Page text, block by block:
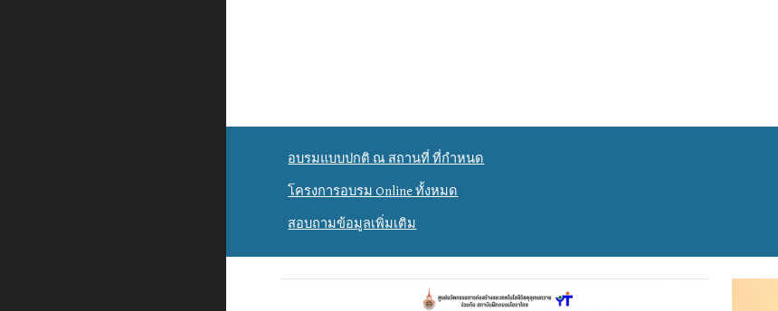
อบรมแบบปกติ ณ สถานที่ ที่กำหนด
โครงการอบรม Online ทั้งหมด
สอบถามข้อมูลเพิ่มเติม